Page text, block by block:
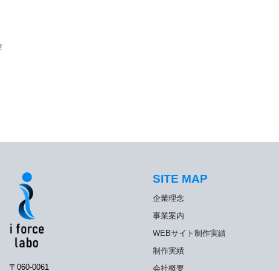
!
〒060-0061
SITE MAP
企業理念
事業案内
WEBサイト制作実績
制作実績
会社概要